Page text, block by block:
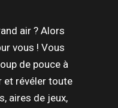
air ? Alors
vous ! Vous
de pouce à
et révéler toute
aires de jeux,